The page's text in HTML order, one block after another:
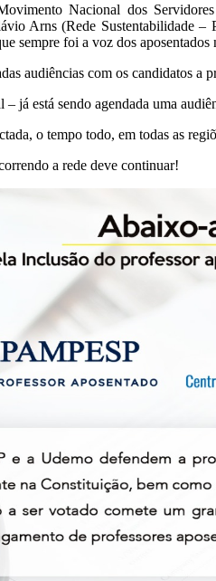
Nacional dos Servidores
Arns (Rede Sustentabilidade
sempre foi a voz dos aposentados
audiências com os candidatos a
já está sendo agendada uma
o tempo todo, em todas as
a rede deve continuar!